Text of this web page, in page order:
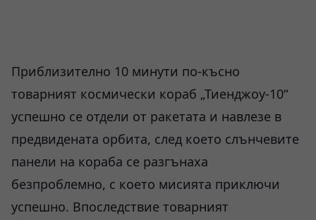
Приблизително 10 минути по-късно
товарният космически кораб „Тиенджоу-10“
успешно се отдели от ракетата и навлезе в
предвидената орбита, след което слънчевите
панели на кораба се разгънаха
безпроблемно, с което мисията приключи
успешно. Впоследствие товарният